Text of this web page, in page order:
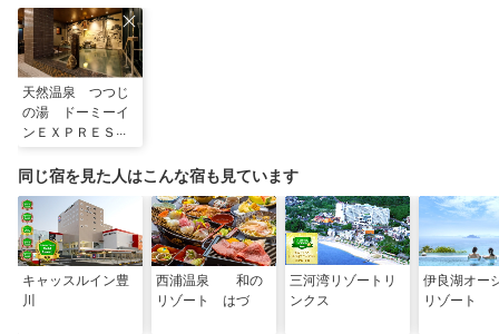
天然温泉 つつじ
の湯 ドーミーイ
ンＥＸＰＲＥＳＳ
同じ宿を見た人はこんな宿も見ています
キャッスルイン豊
川
西浦温泉 和の
リゾート はづ
三河湾リゾートリ
ンクス
伊良湖オー
リゾート